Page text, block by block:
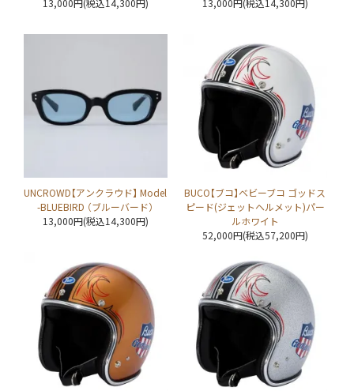
13,000円(税込14,300円)
13,000円(税込14,300円)
UNCROWD【アンクラウド】 Model
-BLUEBIRD （ブルーバード）
13,000円(税込14,300円)
BUCO【ブコ】ベビーブコ ゴッドス
ピード(ジェットヘルメット)パー
ルホワイト
52,000円(税込57,200円)